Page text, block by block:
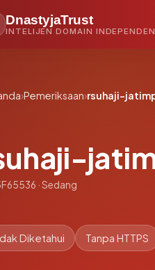
DnastyjaTrust
INTELIJEN DOMAIN INDEPENDEN
›Pemeriksaan›rsuhaji-
· Sedang
Diketahui Tanpa HTTPS